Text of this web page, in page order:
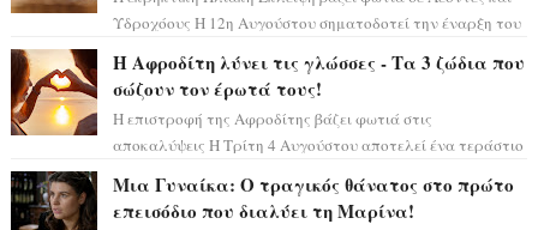
Υδροχόους Η 12η Αυγούστου σηματοδοτεί την έναρξη του
Η Αφροδίτη λύνει τις γλώσσες - Τα 3 ζώδια που
σώζουν τον έρωτά τους!
Η επιστροφή της Αφροδίτης βάζει φωτιά στις
αποκαλύψεις Η Τρίτη 4 Αυγούστου αποτελεί ένα τεράστιο
Μια Γυναίκα: Ο τραγικός θάνατος στο πρώτο
επεισόδιο που διαλύει τη Μαρίνα!